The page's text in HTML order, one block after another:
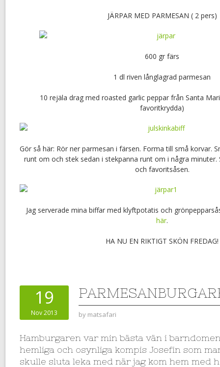
JÄRPAR MED PARMESAN ( 2 pers)
600 gr färs
1 dl riven långlagrad parmesan
10 rejäla drag med roasted garlic peppar från Santa
favoritkrydda)
Gör så här: Rör ner parmesan i färsen. Forma till små korvar.
runt om och stek sedan i stekpanna runt om i några
och favoritsåsen.
Jag serverade mina biffar med klyftpotatis och
här.
HA NU EN RIKTIGT SKÖN FREDAG!
19
Nov 2013 by matsafari
Hamburgaren var min bästa vän i
hemliga och osynliga kompis Josefin som
skulle sluta leka med när jag kom hem med